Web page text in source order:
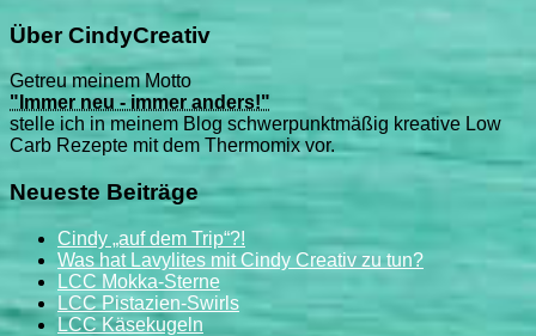
Über CindyCreativ
Getreu meinem Motto
"Immer neu - immer anders!"
stelle ich in meinem Blog schwerpunktmäßig kreative Low
Carb Rezepte mit dem Thermomix vor.
Neueste Beiträge
Cindy „auf dem Trip“?!
Was hat Lavylites mit Cindy Creativ zu tun?
LCC Mokka-Sterne
LCC Pistazien-Swirls
LCC Käsekugeln